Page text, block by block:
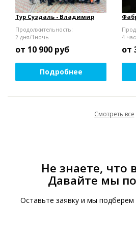
Тур Суздаль - Владимир
Продолжительность:
2 дня/1ночь
от 10 900 руб
Подробнее
4
от
Смотреть все
Не знаете, что
Давайте мы
Оставьте заявку и мы